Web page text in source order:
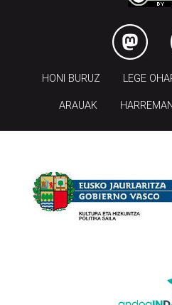
HONI BURUZ LEGE
ARAUAK